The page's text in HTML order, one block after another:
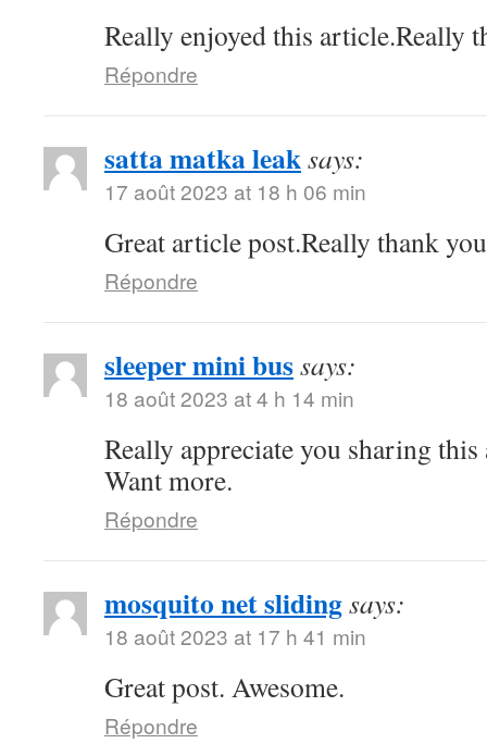
Really enjoyed this article.Really
Répondre
satta matka leaksays:
17 août 2023 at 18 h 06 min
Great article post.Really thank
Répondre
sleeper mini bussays:
18 août 2023 at 4 h 14 min
Really appreciate you sharing
Want more.
Répondre
mosquito net slidingsays:
18 août 2023 at 17 h 41 min
Great post. Awesome.
Répondre